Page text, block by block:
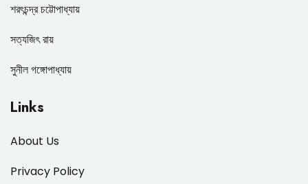
শরৎচন্দ্র চট্টোপাধ্যায়
সত্যজিৎ রায়
সুনীল গঙ্গোপাধ্যায়
Links
About Us
Privacy Policy